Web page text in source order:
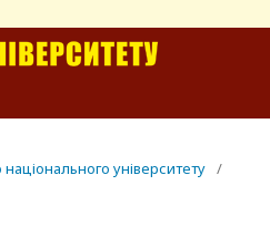
університету /